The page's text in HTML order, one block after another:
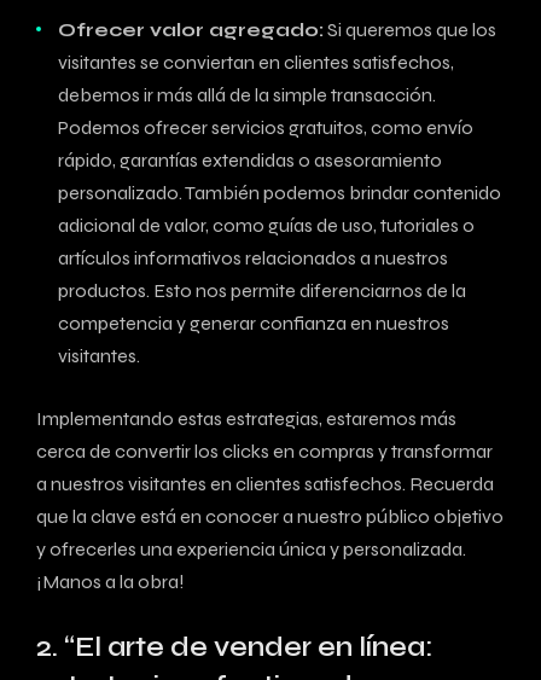
Ofrecer ​valor agregado: Si queremos que los
visitantes se conviertan en clientes satisfechos,
debemos ir⁢ más allá ‌de la simple transacción.
Podemos ofrecer servicios ⁤gratuitos, como envío
rápido,‍ garantías extendidas o asesoramiento
personalizado. También podemos brindar contenido
adicional de valor, como guías de uso, tutoriales o
artículos informativos​ relacionados a nuestros
productos. Esto nos permite diferenciarnos de la
competencia y generar confianza en nuestros
visitantes.
Implementando ‍estas estrategias, estaremos más
cerca‍ de ​convertir los clicks en ⁤compras y transformar
a nuestros visitantes en clientes⁤ satisfechos. Recuerda
que la clave está en conocer a nuestro público objetivo
y ofrecerles una experiencia única⁣ y personalizada.
‍¡Manos a la obra!
2. “El arte de vender en línea: